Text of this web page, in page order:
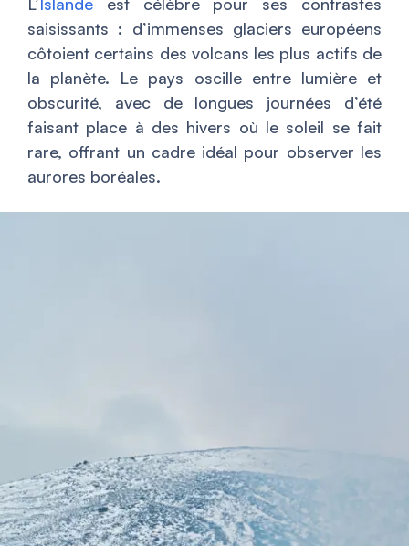
saisissants : d’immenses glaciers européens
côtoient certains des volcans les plus actifs de
la planète. Le pays oscille entre lumière et
obscurité, avec de longues journées d’été
faisant place à des hivers où le soleil se fait
rare, offrant un cadre idéal pour observer les
aurores boréales.